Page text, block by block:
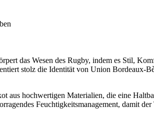
das Wesen des Rugby, indem es Stil,
stolz die Identität von Union Bordeaux-
aus hochwertigen Materialien, die eine
Feuchtigkeitsmanagement, damit